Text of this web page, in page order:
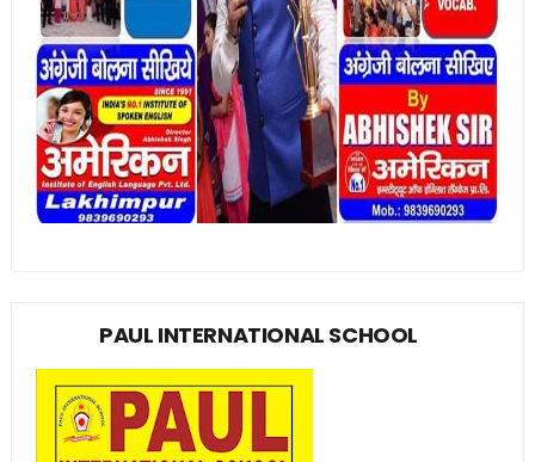
PAUL INTERNATIONAL SCHOOL